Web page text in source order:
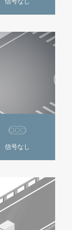
信号なし